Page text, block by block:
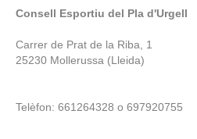
Consell Esportiu del Pla d'Urgell
Carrer de Prat de la Riba, 1
25230 Mollerussa (Lleida)
Telèfon: 661264328 o 697920755